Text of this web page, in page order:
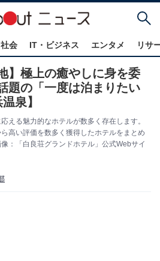
社会 IT・ビジネス エンタメ リサ
】極上の癒やしに身を委
題の「一度は泊まりたい
泉】
える魅力的なホテルが数多く存在します。
高い評価を数多く獲得したホテルをまとめ
：「白良荘グランドホテル」公式Webサイ